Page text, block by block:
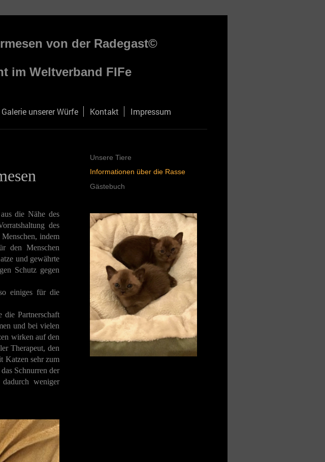
von der Radegast©
im Weltverband FIFe
Galerie unserer Würfe Kontakt Impressum
die Nähe des
des
indem
den Menschen
und gewährte
Schutz gegen
einiges für die
Partnerschaft
und bei vielen
wirken auf den
Therapeut, den
Katzen sehr zum
Schnurren der
weniger
Unsere Tiere
Informationen über die Rasse
Gästebuch